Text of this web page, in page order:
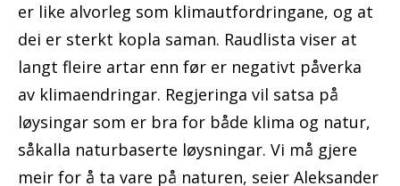
er like alvorleg som klimautfordringane, og at
dei er sterkt kopla saman. Raudlista viser at
langt fleire artar enn før er negativt påverka
av klimaendringar. Regjeringa vil satsa på
løysingar som er bra for både klima og natur,
såkalla naturbaserte løysningar. Vi må gjere
meir for å ta vare på naturen, seier Aleksander